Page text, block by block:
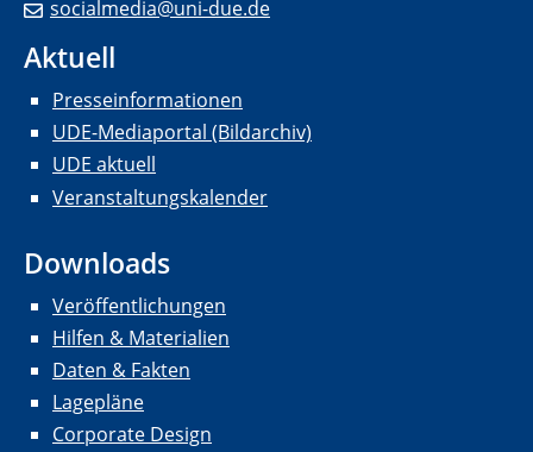
socialmedia@uni-due.de
Aktuell
Presseinformationen
UDE-Mediaportal (Bildarchiv)
UDE aktuell
Veranstaltungskalender
Downloads
Veröffentlichungen
Hilfen & Materialien
Daten & Fakten
Lagepläne
Corporate Design